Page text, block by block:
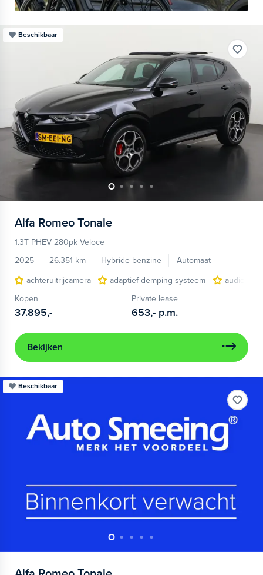
Beschikbaar
Alfa Romeo Tonale
1.3T PHEV 280pk Veloce
2025
26.351 km Hybride benzine
Automaat
achteruitrijcamera
adaptief demping systeem
audio
Kopen
37.895,-
Private lease
653,- p.m.
Bekijken
Beschikbaar